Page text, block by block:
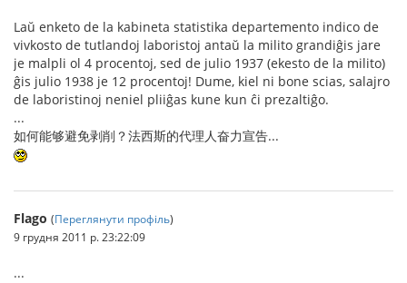
Laŭ enketo de la kabineta statistika departemento indico de
vivkosto de tutlandoj laboristoj antaŭ la milito grandiĝis jare
je malpli ol 4 procentoj, sed de julio 1937 (ekesto de la milito)
ĝis julio 1938 je 12 procentoj! Dume, kiel ni bone scias, salajro
de laboristinoj neniel pliiĝas kune kun ĉi prezaltiĝo.
...
如何能够避免剥削？法西斯的代理人奋力宣告...
Flago (Переглянути профіль)
9 грудня 2011 р. 23:22:09
...